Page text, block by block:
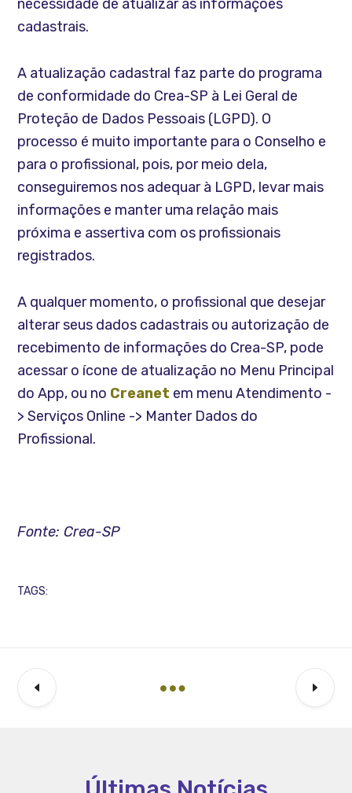
necessidade de atualizar as informações
cadastrais.
A atualização cadastral faz parte do programa
de conformidade do Crea-SP à Lei Geral de
Proteção de Dados Pessoais (LGPD). O
processo é muito importante para o Conselho e
para o profissional, pois, por meio dela,
conseguiremos nos adequar à LGPD, levar mais
informações e manter uma relação mais
próxima e assertiva com os profissionais
registrados.
A qualquer momento, o profissional que desejar
alterar seus dados cadastrais ou autorização de
recebimento de informações do Crea-SP, pode
acessar o ícone de atualização no Menu Principal
do App, ou no Creanet em menu Atendimento -
> Serviços Online -> Manter Dados do
Profissional.
Fonte: Crea-SP
TAGS: